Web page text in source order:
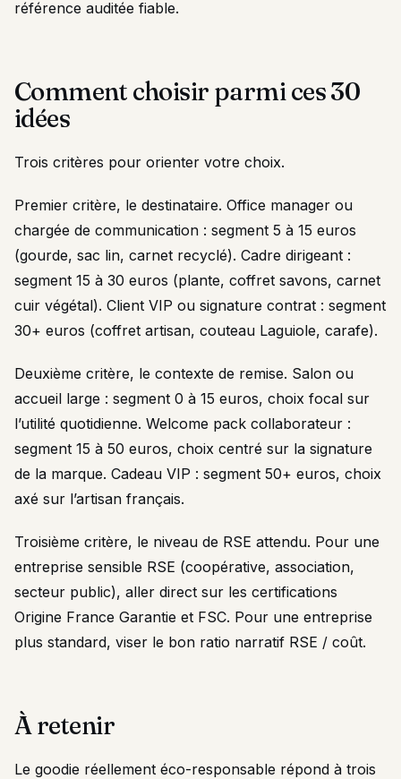
référence auditée fiable.
Comment choisir parmi ces 30
idées
Trois critères pour orienter votre choix.
Premier critère, le destinataire. Office manager ou
chargée de communication : segment 5 à 15 euros
(gourde, sac lin, carnet recyclé). Cadre dirigeant :
segment 15 à 30 euros (plante, coffret savons, carnet
cuir végétal). Client VIP ou signature contrat : segment
30+ euros (coffret artisan, couteau Laguiole, carafe).
Deuxième critère, le contexte de remise. Salon ou
accueil large : segment 0 à 15 euros, choix focal sur
l’utilité quotidienne. Welcome pack collaborateur :
segment 15 à 50 euros, choix centré sur la signature
de la marque. Cadeau VIP : segment 50+ euros, choix
axé sur l’artisan français.
Troisième critère, le niveau de RSE attendu. Pour une
entreprise sensible RSE (coopérative, association,
secteur public), aller direct sur les certifications
Origine France Garantie et FSC. Pour une entreprise
plus standard, viser le bon ratio narratif RSE / coût.
À retenir
Le goodie réellement éco-responsable répond à trois